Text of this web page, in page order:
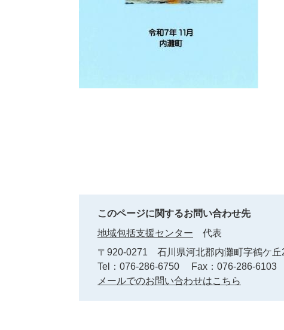
このページに関するお問い合わせ先
地域包括支援センター
代表
〒920-0271
石川県河北郡内灘町字鶴ケ丘
Tel：076-286-6750
Fax：076-286-6103
メールでのお問い合わせはこちら